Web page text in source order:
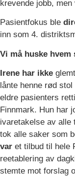
krevende jobb,
Pasientfokus ble
inn som 4.
Vi må huske
Irene har ikke
lånte henne rød
eldre pasienters
Finnmark. Hun har
ivaretakelse av alle
tok alle saker som
var et tilbud til hele
reetablering av
stemte mot forslag